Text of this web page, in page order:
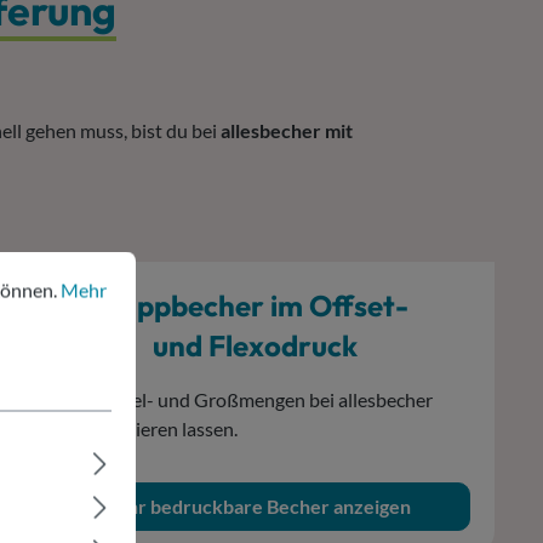
gehen muss, bist du bei allesbecher mit
Pappbecher im Offset-
und Flexodruck
Klein- Mittel- und Großmengen bei allesbecher
individualisieren lassen.
mehr bedruckbare Becher anzeigen
Mehr Informationen ...
Mehr